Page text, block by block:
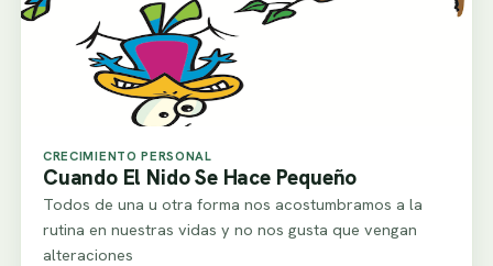
CRECIMIENTO PERSONAL
Cuando El Nido Se Hace Pequeño
Todos de una u otra forma nos acostumbramos a la
rutina en nuestras vidas y no nos gusta que vengan
alteraciones